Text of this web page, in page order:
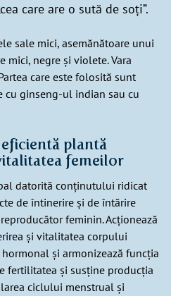
care are o sută de soți”.
sale mici, asemănătoare unui
mici, negre și violete. Vara
care este folosită sunt
cu ginseng-ul indian sau cu
plantă
femeilor
datorită conținutului ridicat
de întinerire și de întărire
feminin. Acționează
și vitalitatea corpului
și armonizează funcția
fertilitatea și susține producția
ciclului menstrual și